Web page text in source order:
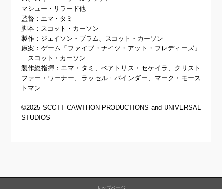
マシュー・リラード他
監督：エマ・タミ
脚本：スコット・カーソン
製作：ジェイソン・ブラム、スコット・カーソン
原案：ゲーム「ファイブ・ナイツ・アット・フレディーズ」
スコット・カーソン
製作総指揮：エマ・タミ、ベアトリス・セケイラ、クリスト
ファー・ワーナー、ラッセル・バインダー、マーク・モース
トマン
©2025 SCOTT CAWTHON PRODUCTIONS and UNIVERSAL
STUDIOS
トップページ